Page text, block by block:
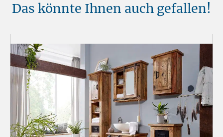
Das könnte Ihnen auch gefallen!